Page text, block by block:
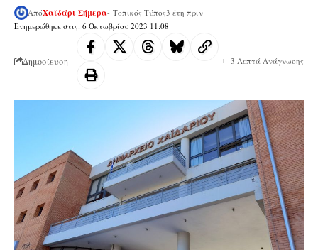
Ενημερώθηκε στις: 6 Οκτωβρίου 2023 11:08
ΑπόΧαϊδάρι Σήμερα- Τοπικός Τύπος3 έτη πριν
Δημοσίευση 3 Λεπτά Ανάγνωσης